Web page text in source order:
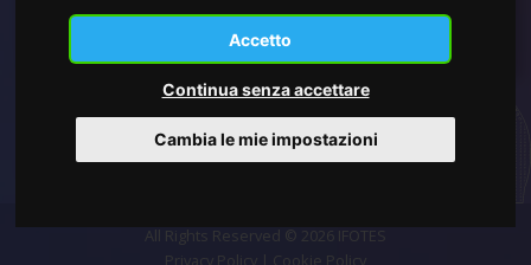
Accetto
Continua senza accettare
Cambia le mie impostazioni
All Rights Reserved © 2026 IFOTES
Privacy Policy
| Cookie Policy